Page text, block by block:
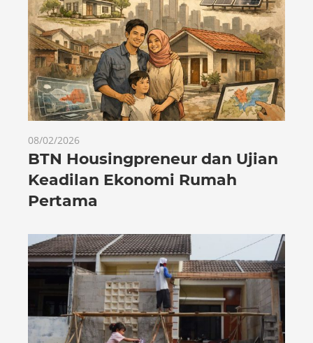
08/02/2026
BTN Housingpreneur dan Ujian
Keadilan Ekonomi Rumah
Pertama